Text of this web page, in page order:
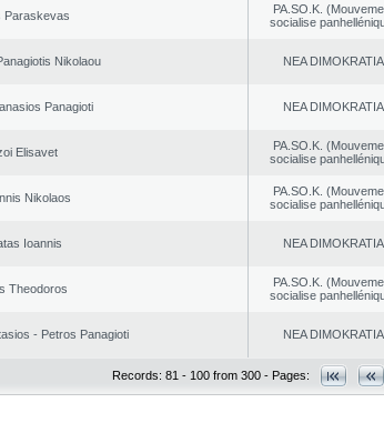
Paraskevas
PA.SO.K.
socialise
Nikolaou NEA DΙMOKRATIA
Panagioti NEA DΙMOKRATIA
Elisavet
PA.SO.K.
socialise
Nikolaos
PA.SO.K.
socialise
Ioannis NEA DΙMOKRATIA
Theodoros
PA.SO.K.
socialise
- Petros Panagioti NEA DΙMOKRATIA
Records: 81 - 100 from 300 - Pages: